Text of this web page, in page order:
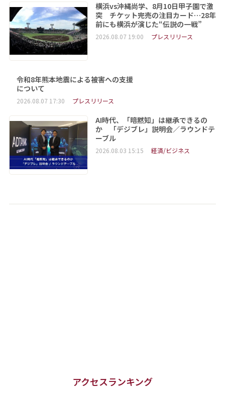
横浜vs沖縄尚学、8月10日甲子園で激
突 チケット完売の注目カード…28年
前にも横浜が演じた“伝説の一戦”
2026.08.07 19:00 プレスリリース
令和8年熊本地震による被害への支援
について
2026.08.07 17:30 プレスリリース
AI時代、「暗黙知」は継承できるの
か 「デジブレ」説明会／ラウンドテ
ーブル
2026.08.03 15:15 経済/ビジネス
アクセスランキング